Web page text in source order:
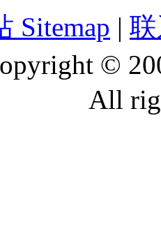
Sitemap |
©
All